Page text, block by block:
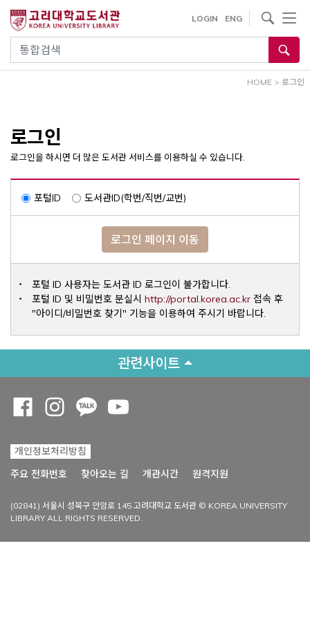
건
통합검색
LOGIN ENG
사이트내 검색
HOME > 로그인
로그인
로그인을 하시면 더 많은 도서관 서비스를 이용하실 수 있습니다.
포털ID 도서관ID(학번/직번/교번)
로그인 페이지 이동
포털 ID 사용자는 도서관 ID 로그인이 불가합니다.
포털 ID 및 비밀번호 분실시 http://portal.korea.ac.krOpens a
접속 후
"아이디/비밀번호 찾기" 기능을 이용하여 주시기 바랍니다.
관련사이트
개인정보처리방침
주요 전화번호
찾아오는 길 개관시간 원격지원
(02841) 서울시 성북구 안암로 145 고려대학교 도서관 © KOREA UNIVERSITY
LIBRARY ALL RIGHTS RESERVED.
Opens a new window
Opens a new window
Opens a new window